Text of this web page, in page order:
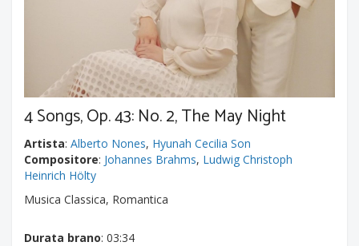
4 Songs, Op. 43: No. 2, The May Night
Artista: Alberto Nones, Hyunah Cecilia Son
Compositore: Johannes Brahms, Ludwig Christoph
Heinrich Hölty
Musica Classica, Romantica
Durata brano: 03:34